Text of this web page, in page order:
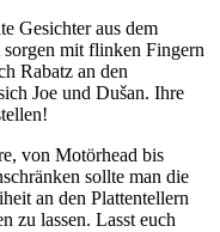
Gesichter aus dem
mit flinken Fingern
Rabatz an den
Joe und Dušan. Ihre
von Motörhead bis
sollte man die
an den Plattentellern
zu lassen. Lasst euch